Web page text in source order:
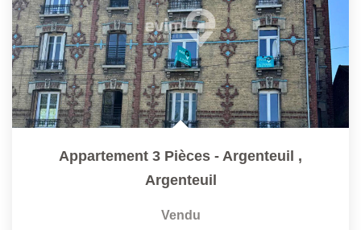
Appartement 3 Pièces - Argenteuil ,
Argenteuil
Vendu